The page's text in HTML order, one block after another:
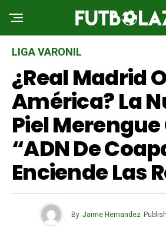
LIGA VARONIL
¿Real Madrid
América? La
Piel Merengue
“ADN De
Enciende Las
By Jaime Hernandez